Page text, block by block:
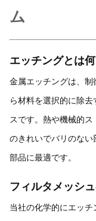
ム
エッチングとは
金属エッチングは、
ら材料を選択的に除
スです。熱や機械的
のきれいでバリのな
部品に最適です。
フィルタメッシ
当社の化学的にエッ